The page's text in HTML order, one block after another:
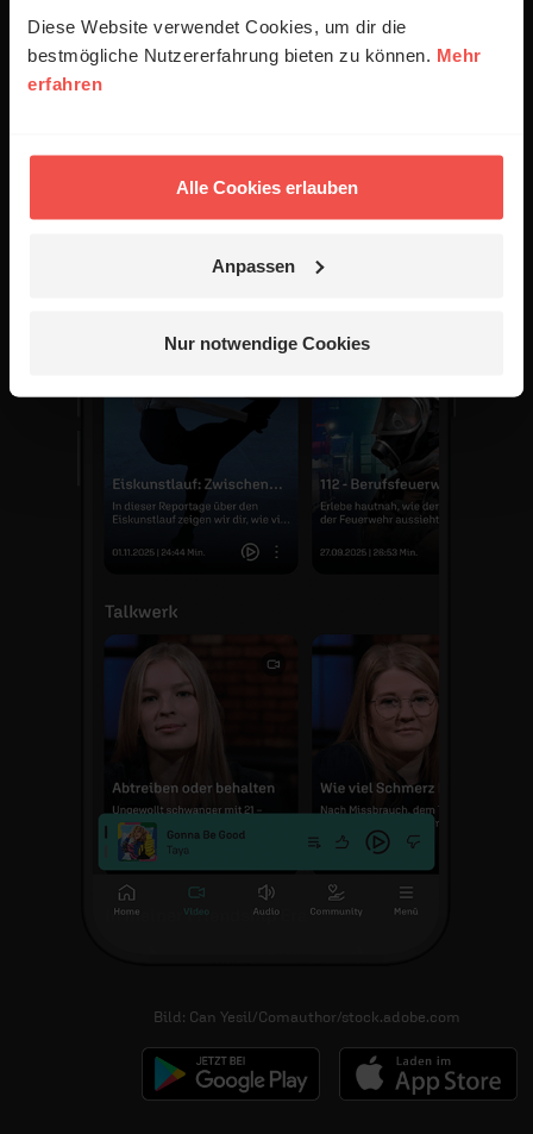
Diese Website verwendet Cookies, um dir die
bestmögliche Nutzererfahrung bieten zu können. Mehr
erfahren
Alle Cookies erlauben
Anpassen
Nur notwendige Cookies
Lade dir die ERF Jess App herunter – auf dein
Smartphone oder Tablet! Wir wünschen dir viel
Freude beim Entdecken und Ausprobieren.
Bild: Can Yesil/Comauthor/stock.adobe.com